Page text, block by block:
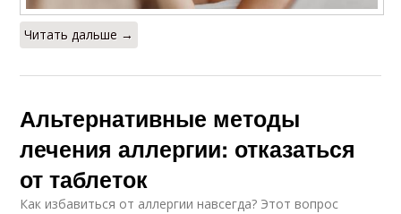
Читать дальше →
Альтернативные методы
лечения аллергии: отказаться
от таблеток
Как избавиться от аллергии навсегда? Этот вопрос